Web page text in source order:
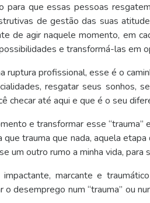
para que essas pessoas
de gestão das suas
de agir naquele momento, em
e transformá-las em
ruptura profissional, esse é o
resgatar seus sonhos,
checar até aqui e que é o seu
e transformar esse “trauma”
trauma que nada, aquela etapa
um outro rumo a minha vida, para
marcante e
desemprego num “trauma” ou